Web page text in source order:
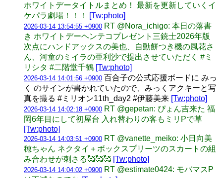
ホワイトデータイトルまとめ！ 最新を更新していくイ
ケパラ劇場！！！
[Tw:photo]
2026-03-14 13:54:55 +0900 RT @Nora_ichigo: 本日の落書
き ホワイトデーヘンテコプレゼント三銃士2026年版
次点にハンドアックスの美也、自動餅つき機の風花さ
ん、河童のミイラの亜利沙で提出させていただく #ミ
リシタ #二階堂千鶴 [Tw:photo]
2026-03-14 14:01:56 +0900 百合子の公式応援ボードに みっ
く のサインが書かれていたので、みっくアクキーと写
真を撮る #ミリオン11th_day2 #伊藤美来 [Tw:photo]
2026-03-14 14:02:18 +0900 RT @gepetan: ぴょん吉来た 福
岡6年目にして初屋台 入れ替わりの客もミリPで草
[Tw:photo]
2026-03-14 14:03:51 +0900 RT @vanette_meiko: 小日向美
穂ちゃん ネクタイ＋ボックスプリーツのスカートの組
み合わせが刺さる🥰🥰🥰 [Tw:photo]
2026-03-14 14:04:02 +0900 RT @estimate0424: モバマスP